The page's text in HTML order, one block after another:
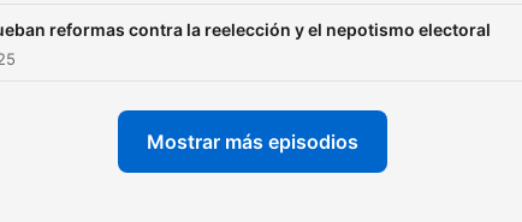
reformas contra la reelección y el nepotismo electoral
Mostrar más episodios